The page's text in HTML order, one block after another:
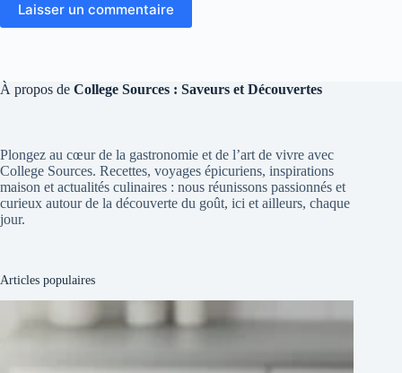
Laisser un commentaire
À propos de College Sources : Saveurs et Découvertes
Plongez au cœur de la gastronomie et de l’art de vivre avec
College Sources. Recettes, voyages épicuriens, inspirations
maison et actualités culinaires : nous réunissons passionnés et
curieux autour de la découverte du goût, ici et ailleurs, chaque
jour.
Articles populaires